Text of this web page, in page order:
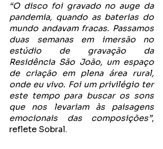
“O disco foi gravado no auge da
pandemia, quando as baterias do
mundo andavam fracas. Passamos
duas semanas em imersão no
estúdio de gravação da
Residência São João, um espaço
de criação em plena área rural,
onde eu vivo. Foi um privilégio ter
este tempo para buscar os sons
que nos levariam às paisagens
emocionais das composições”,
reflete Sobral.